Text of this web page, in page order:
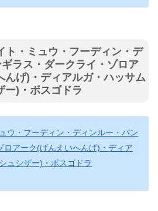
ト・ミュウ・フーディン・デ
ラス・ダークライ・ゾロア
んげ)・ディアルガ・ハッサム
ー)・ボスゴドラ
ウ・フーディン・ディンルー・バン
ロアーク(げんえいへんげ)・ディア
ュシザー)・ボスゴドラ